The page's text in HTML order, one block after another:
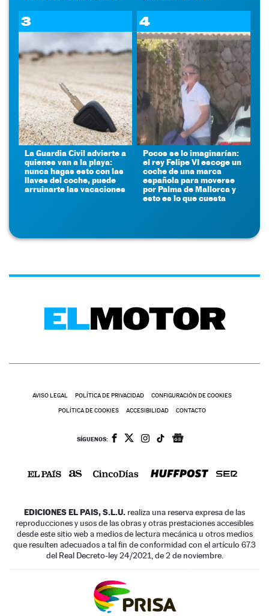
3
La Guardia Civil advierte a
quienes van a la playa:
nunca hagas esto con las
llaves del coche, puede
arruinarte las vacaciones
4
Pocos se lo imaginarían:
el rey Felipe VI escoge un
coche de una marca
española para moverse
por Palma de Mallorca y
esto es lo que cuesta
AVISO LEGAL POLÍTICA DE PRIVACIDAD CONFIGURACIÓN DE COOKIES
POLÍTICA DE COOKIES ACCESIBILIDAD CONTACTO
SÍGUENOS:
EDICIONES EL PAIS, S.L.U. realiza una reserva expresa de las
reproducciones y usos de las obras y otras prestaciones accesibles
desde este sitio web a medios de lectura mecánica u otros medios
que resulten adecuados a tal fin de conformidad con el artículo 67.3
del Real Decreto-ley 24/2021, de 2 de noviembre.